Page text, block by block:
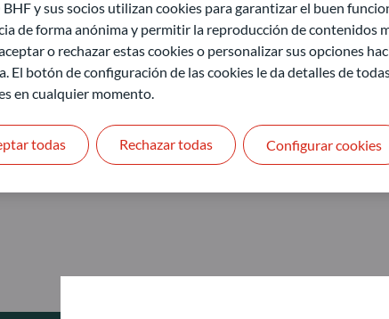
y sus socios utilizan cookies para garantizar el buen
de forma anónima y permitir la reproducción de contenidos
o rechazar estas cookies o personalizar sus opciones
El botón de configuración de las cookies le da detalles de
en cualquier momento.
Rechazar todas
todas Configurar cookies